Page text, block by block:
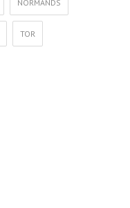
NORMANDS
TOR